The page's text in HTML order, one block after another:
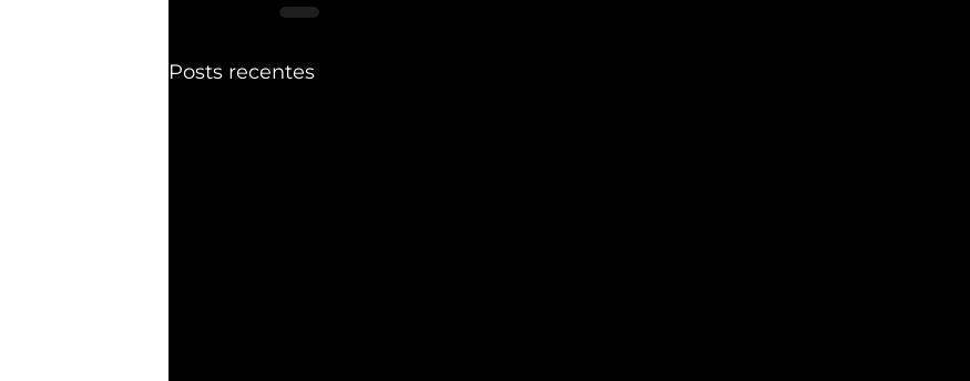
Posts recentes